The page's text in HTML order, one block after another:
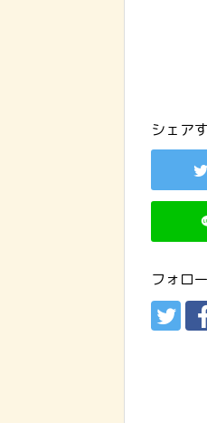
シェア
フォロ